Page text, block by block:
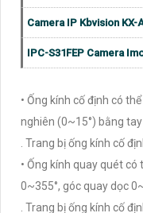
Camera IP Kbvision KX-
IPC-S31FEP Camera
• Ống kính cố định có
nghiên (0~15°) bằng tay
. Trang bị ống kính cố
• Ống kính quay quét
0~355°, góc quay dọc
. Trang bị ống kính cố